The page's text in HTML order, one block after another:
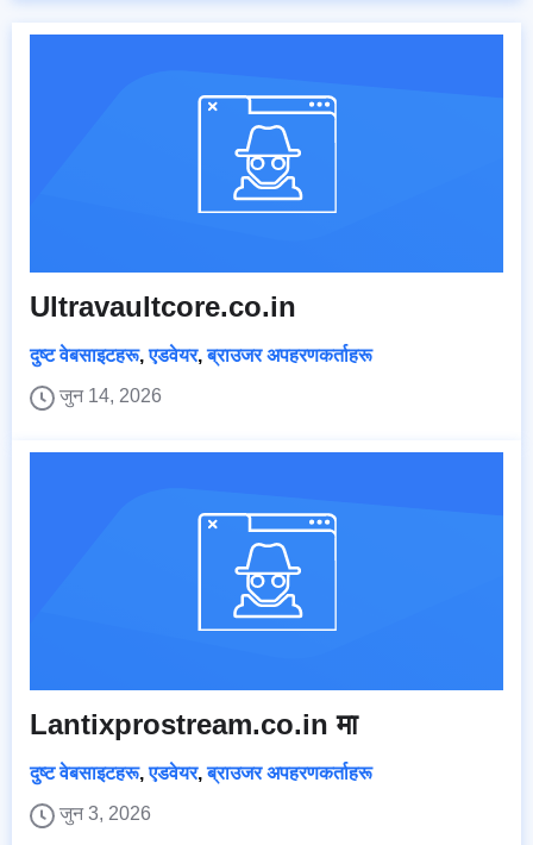
Ultravaultcore.co.in
दुष्ट वेबसाइटहरू,एडवेयर,ब्राउजर अपहरणकर्ताहरू
जुन 14, 2026
Lantixprostream.co.in मा
दुष्ट वेबसाइटहरू,एडवेयर,ब्राउजर अपहरणकर्ताहरू
जुन 3, 2026